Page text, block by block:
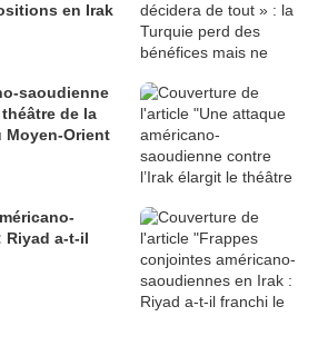
en Irak
saoudienne
de la
Moyen-Orient
Riyad a-t-il